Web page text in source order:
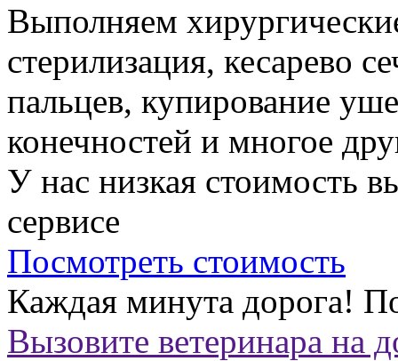
Выполняем
стерилизация, кесарево
пальцев, купирование
конечностей и многое
У нас низкая стоимость
сервисе
Посмотреть стоимость
Каждая минута дорога!
Вызовите ветеринара на